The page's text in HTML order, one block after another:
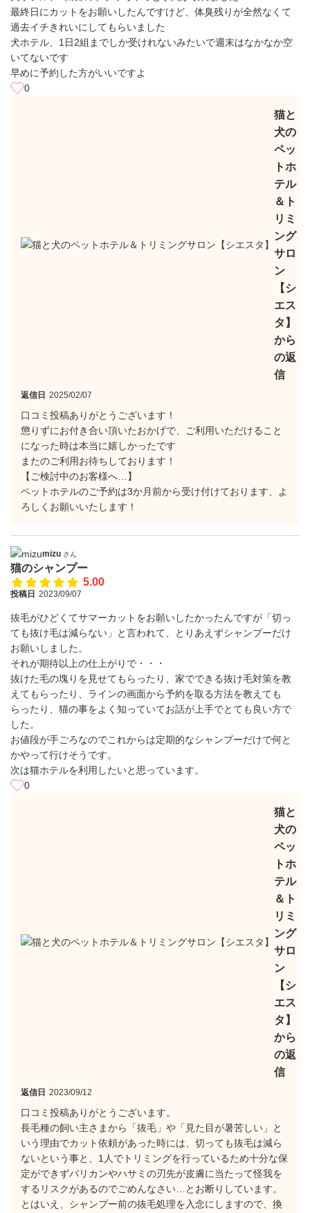
最終日にカットをお願いしたんですけど、体臭残りが全然なくて
過去イチきれいにしてもらいました
犬ホテル、1日2組までしか受けれないみたいで週末はなかなか空
いてないです
早めに予約した方がいいですよ
0
猫と
犬の
ペッ
トホ
テル
＆ト
リミ
ング
サロ
ン
【シ
エス
タ】
から
の返
信
返信日 2025/02/07
口コミ投稿ありがとうございます！
懲りずにお付き合い頂いたおかげで、ご利用いただけること
になった時は本当に嬉しかったです
またのご利用お待ちしております！
【ご検討中のお客様へ…】
ペットホテルのご予約は3か月前から受け付けております、よ
ろしくお願いいたします！
mizu さん
猫のシャンプー
5.00
投稿日 2023/09/07
抜毛がひどくてサマーカットをお願いしたかったんですが「切っ
ても抜け毛は減らない」と言われて、とりあえずシャンプーだけ
お願いしました。
それが期待以上の仕上がりで・・・
抜けた毛の塊りを見せてもらったり、家でできる抜け毛対策を教
えてもらったり、ラインの画面から予約を取る方法を教えても
らったり、猫の事をよく知っていてお話が上手でとても良い方で
した。
お値段が手ごろなのでこれからは定期的なシャンプーだけで何と
かやって行けそうです。
次は猫ホテルを利用したいと思っています。
0
猫と
犬の
ペッ
トホ
テル
＆ト
リミ
ング
サロ
ン
【シ
エス
タ】
から
の返
信
返信日 2023/09/12
口コミ投稿ありがとうございます。
長毛種の飼い主さまから「抜毛」や「見た目が暑苦しい」と
いう理由でカット依頼があった時には、切っても抜毛は減ら
ないという事と、1人でトリミングを行っているため十分な保
定ができずバリカンやハサミの刃先が皮膚に当たって怪我を
するリスクがあるのでごめんなさい…とお断りしています。
とはいえ、シャンプー前の抜毛処理を入念にしますので、換